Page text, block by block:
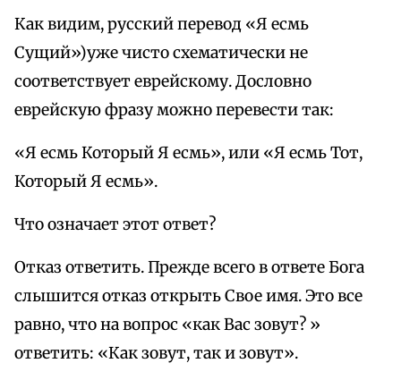
Как видим, русский перевод «Я есмь
Сущий»)уже чисто схематически не
соответствует еврейскому. Дословно
еврейскую фразу можно перевести так:
«Я есмь Который Я есмь», или «Я есмь Тот,
Который Я есмь».
Что означает этот ответ?
Отказ ответить. Прежде всего в ответе Бога
слышится отказ открыть Свое имя. Это все
равно, что на вопрос «как Вас зовут? »
ответить: «Как зовут, так и зовут».